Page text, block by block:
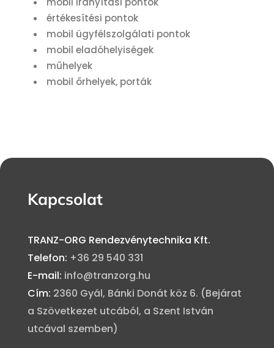
értékesítési pontok
mobil ügyfélszolgálati pontok
mobil eladóhelyiségek
műhelyek
mobil őrhelyek, porták
Kapcsolat
TRANZ-ORG Rendezvénytechnika Kft.
Telefon: +36 29 540 331
E-mail: info@tranzorg.hu
Cím: 2360 Gyál, Bánki Donát köz 6. (Bejárat
a Szövetkezet utcából, a Szent István
utcával szemben)